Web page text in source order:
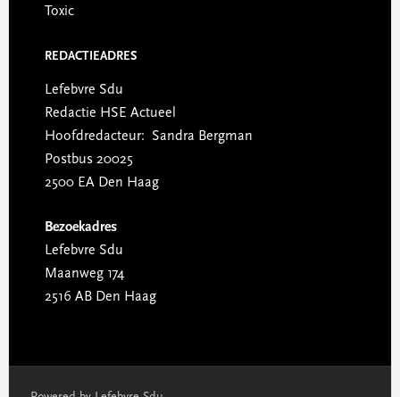
Toxic
REDACTIEADRES
Lefebvre Sdu
Redactie HSE Actueel
Hoofdredacteur: Sandra Bergman
Postbus 20025
2500 EA Den Haag
Bezoekadres
Lefebvre Sdu
Maanweg 174
2516 AB Den Haag